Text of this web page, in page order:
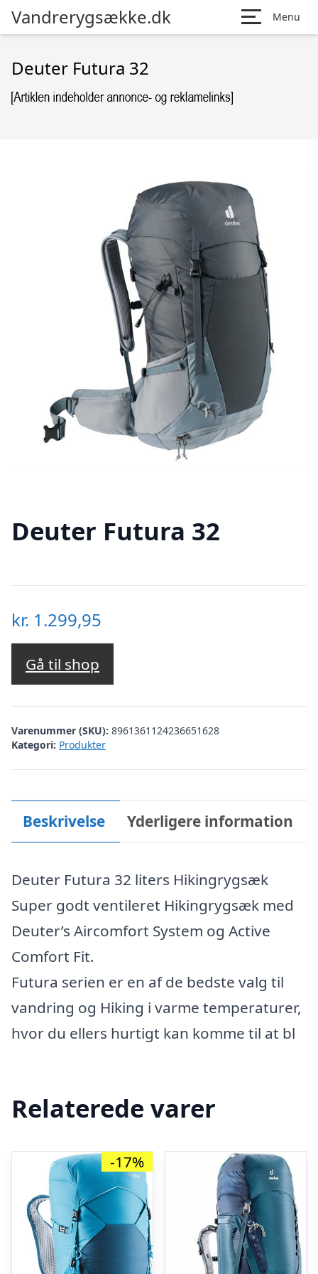
Vandrerygsække.dk Menu
Deuter Futura 32
Deuter Futura 32
kr. 1.299,95
Gå til shop
Varenummer (SKU): 8961361124236651628
Kategori: Produkter
Beskrivelse Yderligere information
Deuter Futura 32 liters Hikingrygsæk
Super godt ventileret Hikingrygsæk med
Deuter’s Aircomfort System og Active
Comfort Fit.
Futura serien er en af de bedste valg til
vandring og Hiking i varme temperaturer,
hvor du ellers hurtigt kan komme til at bl
Relaterede varer
-17%